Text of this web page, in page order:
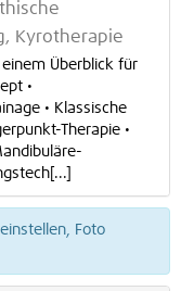
Kyrotherapie
Überblick für
•
• Klassische
Therapie •
Foto